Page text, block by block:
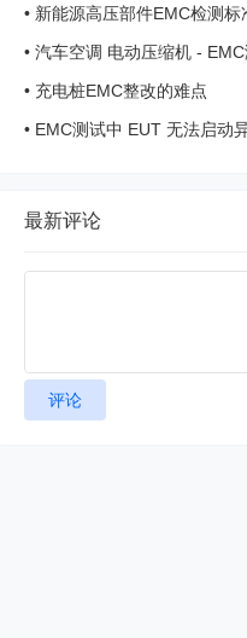
• 新能源高压部件EMC检测标
• 汽车空调 电动压缩机 -
• 充电桩EMC整改的难点
• EMC测试中 EUT 无法启动
最新评论
评论